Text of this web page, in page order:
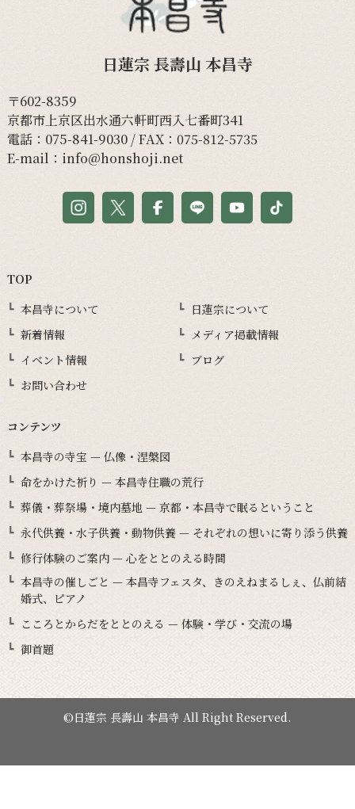
日蓮宗 長壽山 本昌寺
〒602-8359
京都市上京区出水通六軒町西入七番町341
電話： 075-841-9030/ FAX：075-812-5735
E-mail： info@honshoji.net
TOP
本昌寺について
日蓮宗について
新着情報
メディア掲載情報
イベント情報
ブログ
お問い合わせ
コンテンツ
本昌寺の寺宝 — 仏像・涅槃図
命をかけた祈り — 本昌寺住職の荒行
葬儀・葬祭場・境内墓地 — 京都・本昌寺で眠るということ
永代供養・水子供養・動物供養 — それぞれの想いに寄り添う供養
修行体験のご案内 — 心をととのえる時間
本昌寺の催しごと — 本昌寺フェスタ、きのえねまるしぇ、仏前結
婚式、ピアノ
こころとからだをととのえる — 体験・学び・交流の場
御首題
©日蓮宗 長壽山 本昌寺 All Right Reserved.